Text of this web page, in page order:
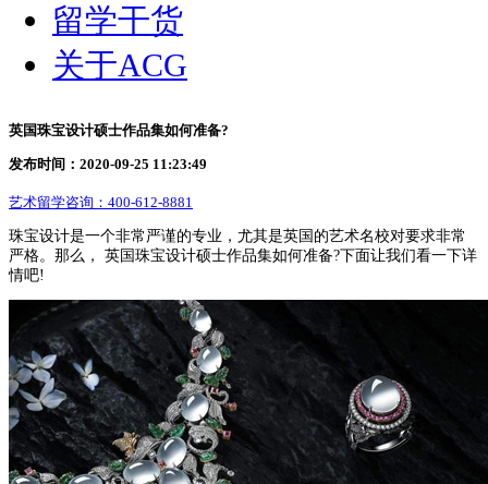
留学干货
关于ACG
英国珠宝设计硕士作品集如何准备?
发布时间：2020-09-25 11:23:49
艺术留学咨询： 400-612-8881
珠宝设计是一个非常严谨的专业，尤其是英国的艺术名校对要求非常
严格。那么， 英国珠宝设计硕士作品集如何准备?下面让我们看一下详
情吧!